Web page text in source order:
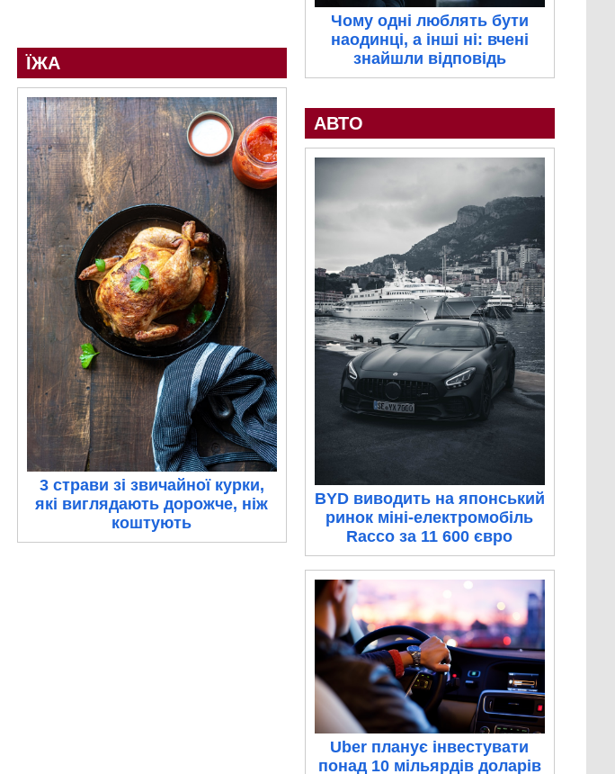
ЇЖА
3 страви зі звичайної курки,
які виглядають дорожче, ніж
коштують
Чому одні люблять бути
наодинці, а інші ні: вчені
знайшли відповідь
АВТО
BYD виводить на японський
ринок міні-електромобіль
Racco за 11 600 євро
Uber планує інвестувати
понад 10 мільярдів доларів